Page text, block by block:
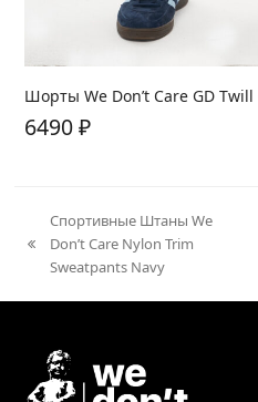
Шорты We Don’t Care GD
6490₽
previous
post:
Спортивные Штаны We
Don’t Care Nylon Trim
Sweatpants Navy